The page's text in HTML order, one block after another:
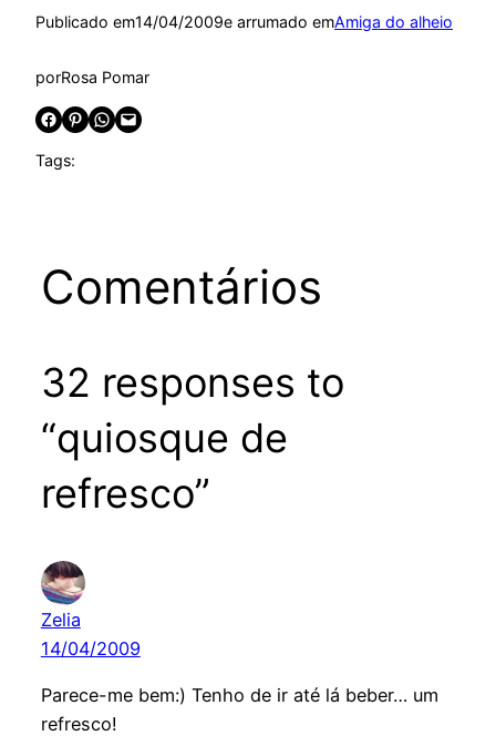
Publicado em14/04/2009e arrumado emAmiga do alheio
porRosa Pomar
Share on Facebook Share on Pinterest Share on WhatsApp Email this Page
Tags:
Comentários
32 responses to
“quiosque de
refresco”
Zelia
14/04/2009
Parece-me bem:) Tenho de ir até lá beber… um
refresco!